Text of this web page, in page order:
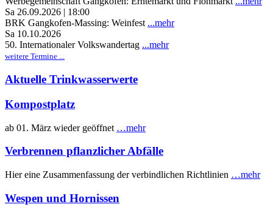
Sa 26.09.2026 | 18:00
BRK Gangkofen-Massing: Weinfest ...mehr
Sa 10.10.2026
50. Internationaler Volkswandertag ...mehr
weitere Termine ...
Aktuelle Trinkwasserwerte
Kompostplatz
ab 01. März wieder geöffnet …mehr
Verbrennen pflanzlicher Abfälle
Hier eine Zusammenfassung der verbindlichen Richtlinien …mehr
Wespen und Hornissen